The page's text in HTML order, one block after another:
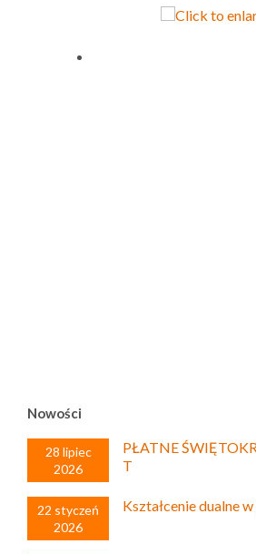
Nowości
28 lipiec
2026
PŁATNE
T
22 styczeń
2026
Kształcenie dualne